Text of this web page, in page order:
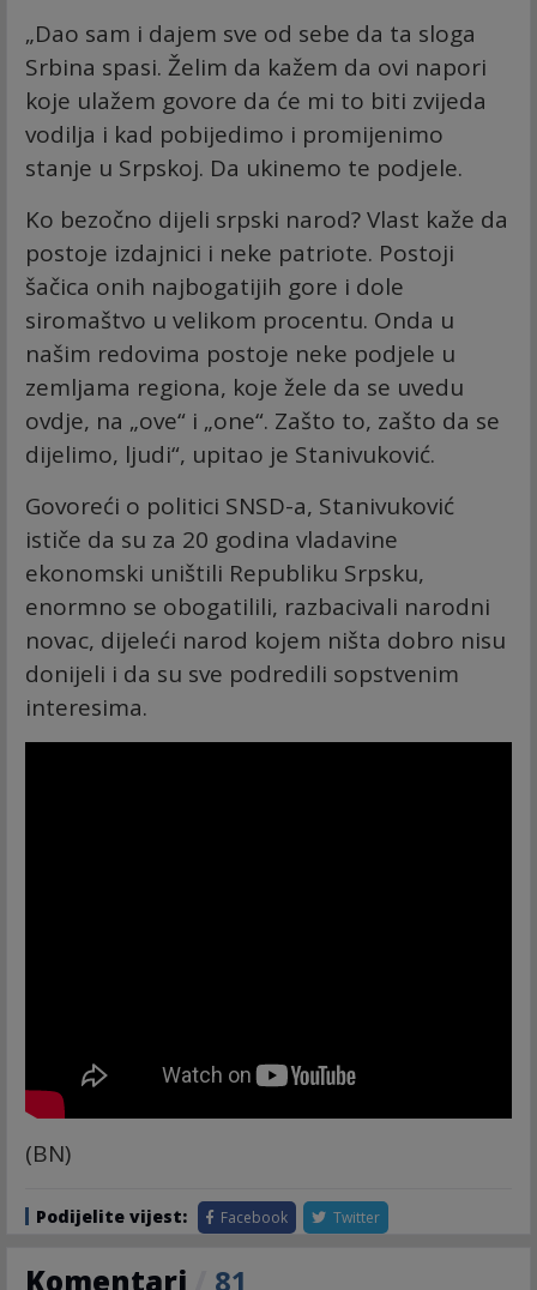
„Dao sam i dajem sve od sebe da ta sloga
Srbina spasi. Želim da kažem da ovi napori
koje ulažem govore da će mi to biti zvijeda
vodilja i kad pobijedimo i promijenimo
stanje u Srpskoj. Da ukinemo te podjele.
Ko bezočno dijeli srpski narod? Vlast kaže da
postoje izdajnici i neke patriote. Postoji
šačica onih najbogatijih gore i dole
siromaštvo u velikom procentu. Onda u
našim redovima postoje neke podjele u
zemljama regiona, koje žele da se uvedu
ovdje, na „ove“ i „one“. Zašto to, zašto da se
dijelimo, ljudi“, upitao je Stanivuković.
Govoreći o politici SNSD-a, Stanivuković
ističe da su za 20 godina vladavine
ekonomski uništili Republiku Srpsku,
enormno se obogatilili, razbacivali narodni
novac, dijeleći narod kojem ništa dobro nisu
donijeli i da su sve podredili sopstvenim
interesima.
(BN)
Podijelite vijest: Facebook Twitter
Komentari 81